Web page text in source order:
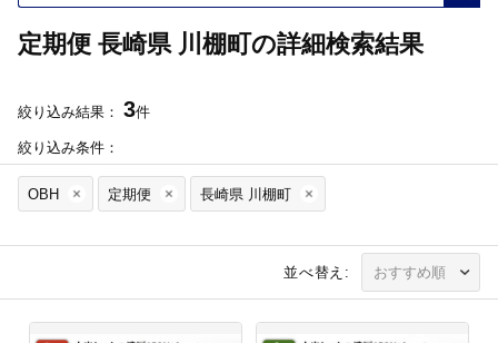
定期便 長崎県 川棚町の詳細検索結果
絞り込み結果： 3件
絞り込み条件：
OBH 定期便 長崎県 川棚町
並べ替え: